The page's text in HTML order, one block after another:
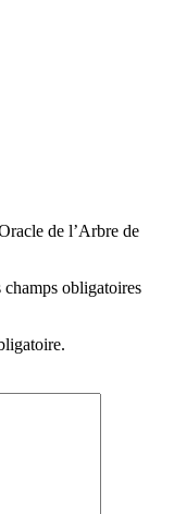
de l’Arbre de
champs obligatoires